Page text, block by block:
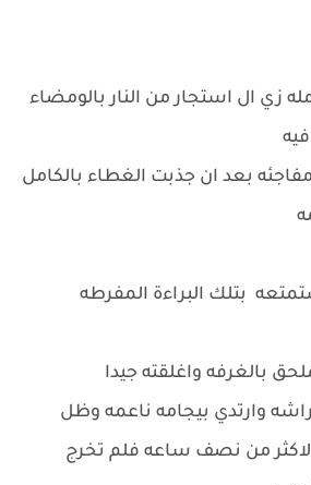
زي ال استجار من النار بالومضاء
بعد ان جذبت الغطاء بالكامل
بتلك البراءة المفرطه
بالغرفه واغلقته جيدا
وارتدي بيجامه ناعمه وظل
من نصف ساعه فلم تخرج